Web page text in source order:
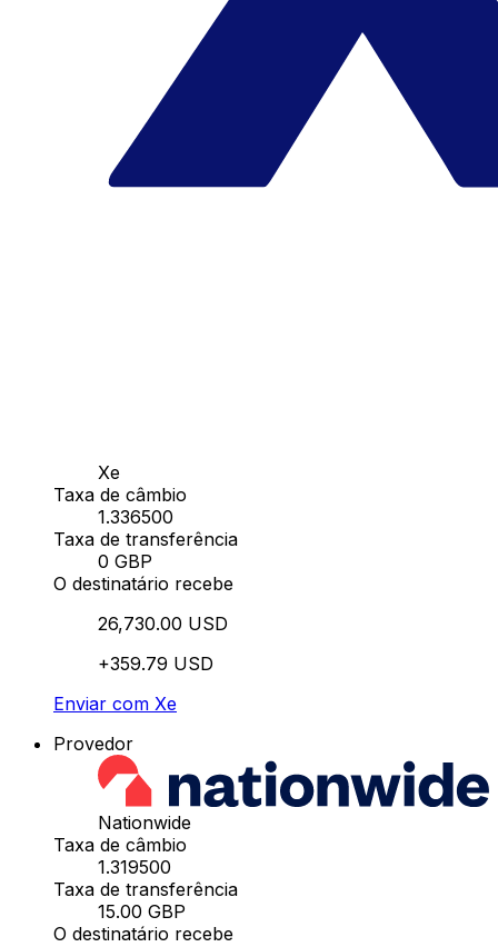
Xe
Taxa de câmbio
1.336500
Taxa de transferência
0 GBP
O destinatário recebe
26,730.00 USD
+359.79 USD
Enviar com Xe
Provedor
Nationwide
Taxa de câmbio
1.319500
Taxa de transferência
15.00 GBP
O destinatário recebe